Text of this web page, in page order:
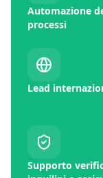
Automazione
processi
Lead
Supporto